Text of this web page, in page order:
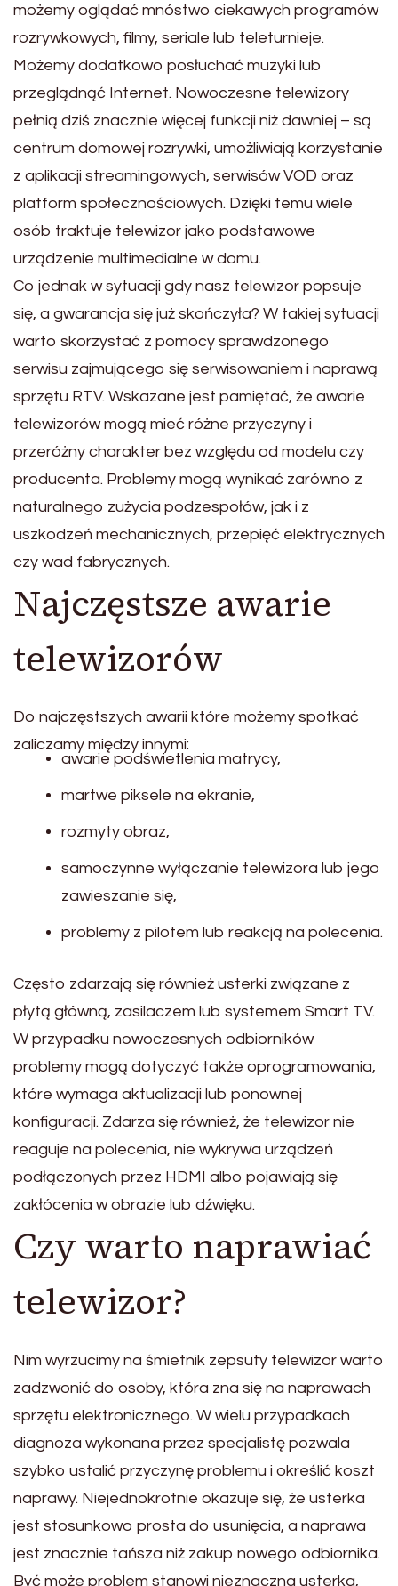
możemy oglądać mnóstwo ciekawych programów
rozrywkowych, filmy, seriale lub teleturnieje.
Możemy dodatkowo posłuchać muzyki lub
przeglądnąć Internet. Nowoczesne telewizory
pełnią dziś znacznie więcej funkcji niż dawniej – są
centrum domowej rozrywki, umożliwiają korzystanie
z aplikacji streamingowych, serwisów VOD oraz
platform społecznościowych. Dzięki temu wiele
osób traktuje telewizor jako podstawowe
urządzenie multimedialne w domu.
Co jednak w sytuacji gdy nasz telewizor popsuje
się, a gwarancja się już skończyła? W takiej sytuacji
warto skorzystać z pomocy sprawdzonego
serwisu zajmującego się serwisowaniem i naprawą
sprzętu RTV. Wskazane jest pamiętać, że awarie
telewizorów mogą mieć różne przyczyny i
przeróżny charakter bez względu od modelu czy
producenta. Problemy mogą wynikać zarówno z
naturalnego zużycia podzespołów, jak i z
uszkodzeń mechanicznych, przepięć elektrycznych
czy wad fabrycznych.
Najczęstsze awarie
telewizorów
Do najczęstszych awarii które możemy spotkać
zaliczamy między innymi:
awarie podświetlenia matrycy,
martwe piksele na ekranie,
rozmyty obraz,
samoczynne wyłączanie telewizora lub jego
zawieszanie się,
problemy z pilotem lub reakcją na polecenia.
Często zdarzają się również usterki związane z
płytą główną, zasilaczem lub systemem Smart TV.
W przypadku nowoczesnych odbiorników
problemy mogą dotyczyć także oprogramowania,
które wymaga aktualizacji lub ponownej
konfiguracji. Zdarza się również, że telewizor nie
reaguje na polecenia, nie wykrywa urządzeń
podłączonych przez HDMI albo pojawiają się
zakłócenia w obrazie lub dźwięku.
Czy warto naprawiać
telewizor?
Nim wyrzucimy na śmietnik zepsuty telewizor warto
zadzwonić do osoby, która zna się na naprawach
sprzętu elektronicznego. W wielu przypadkach
diagnoza wykonana przez specjalistę pozwala
szybko ustalić przyczynę problemu i określić koszt
naprawy. Niejednokrotnie okazuje się, że usterka
jest stosunkowo prosta do usunięcia, a naprawa
jest znacznie tańsza niż zakup nowego odbiornika.
Być może problem stanowi nieznaczna usterka,